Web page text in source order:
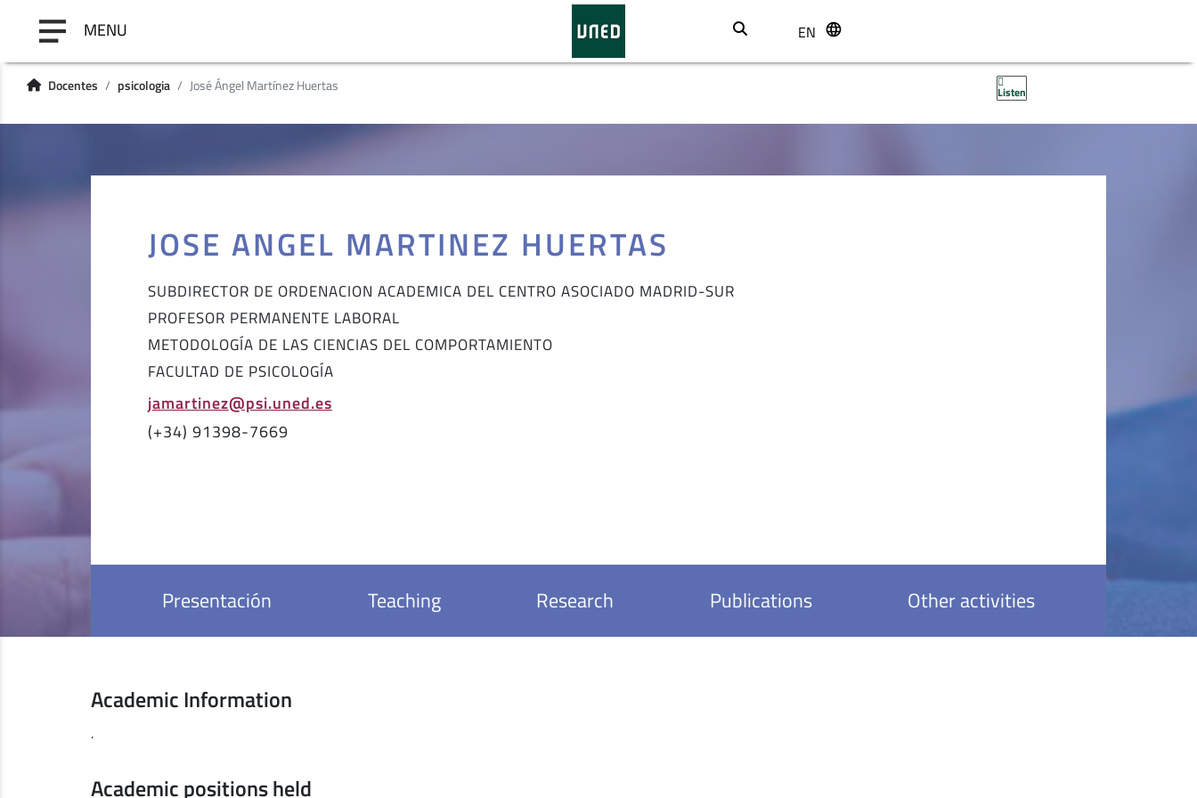
MENU BuscarEN
Docentes psicologia José Ángel Martínez Huertas Listen
Presentación Teaching Research Publications Other activities
JOSE ANGEL MARTINEZ HUERTAS
SUBDIRECTOR DE ORDENACION ACADEMICA DEL CENTRO ASOCIADO MADRID-SUR
PROFESOR PERMANENTE LABORAL
METODOLOGÍA DE LAS CIENCIAS DEL COMPORTAMIENTO
FACULTAD DE PSICOLOGÍA
jamartinez@psi.uned.es
(+34) 91398-7669
Academic Information
.
Academic positions held